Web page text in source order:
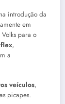
introdução da
em
para o
,
a
veículos,
picapes.